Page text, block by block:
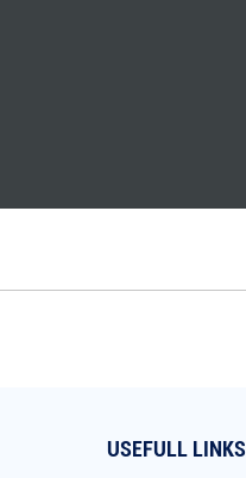
USEFULL LINKS